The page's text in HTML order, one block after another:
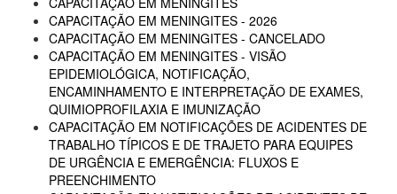
CAPACITAÇÃO EM MENINGITES - 2026
CAPACITAÇÃO EM MENINGITES - CANCELADO
CAPACITAÇÃO EM MENINGITES - VISÃO
EPIDEMIOLÓGICA, NOTIFICAÇÃO,
ENCAMINHAMENTO E INTERPRETAÇÃO DE EXAMES,
QUIMIOPROFILAXIA E IMUNIZAÇÃO
CAPACITAÇÃO EM NOTIFICAÇÕES DE ACIDENTES DE
TRABALHO TÍPICOS E DE TRAJETO PARA EQUIPES
DE URGÊNCIA E EMERGÊNCIA: FLUXOS E
PREENCHIMENTO